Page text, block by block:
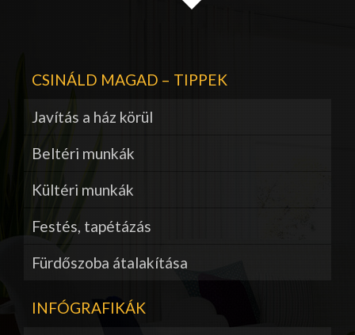
CSINÁLD MAGAD – TIPPEK
Javítás a ház körül
Beltéri munkák
Kültéri munkák
Festés, tapétázás
Fürdőszoba átalakítása
INFÓGRAFIKÁK